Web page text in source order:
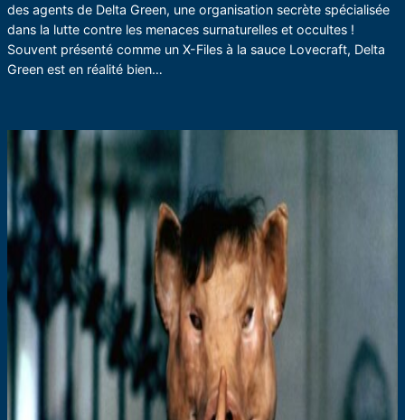
des agents de Delta Green, une organisation secrète spécialisée
dans la lutte contre les menaces surnaturelles et occultes !
Souvent présenté comme un X-Files à la sauce Lovecraft, Delta
Green est en réalité bien…